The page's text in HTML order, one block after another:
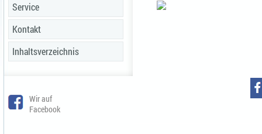
Service
Kontakt
Inhaltsverzeichnis
Wir auf
Facebook